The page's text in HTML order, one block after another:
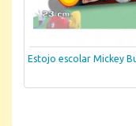
Estojo escolar Mickey